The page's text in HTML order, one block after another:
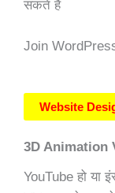
सकते है
Join
Website
3D Animation
YouTube हो या